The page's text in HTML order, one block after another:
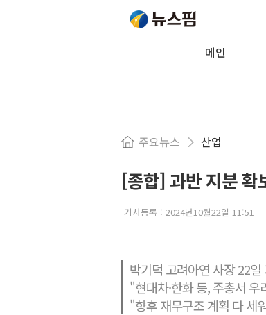
메인
주요뉴스 산업
[종합] 과반 지분
기사등록 : 2024년10월22일 11:51
박기덕 고려아연 사장 22일
"현대차·한화 등, 주총서
"향후 재무구조 계획 다 세